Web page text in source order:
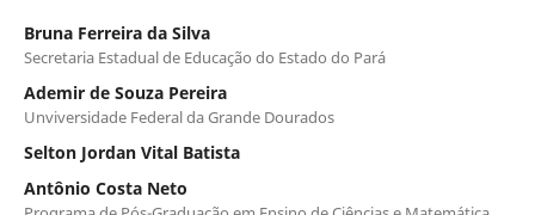
Bruna Ferreira da Silva
Secretaria Estadual de Educação do Estado do Pará
Ademir de Souza Pereira
Unviversidade Federal da Grande Dourados
Selton Jordan Vital Batista
Antônio Costa Neto